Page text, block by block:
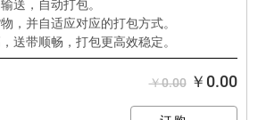
送，自动打包。
，并自适应对应的打包方式。
送带顺畅，打包更高效稳定。
￥0.00￥0.00